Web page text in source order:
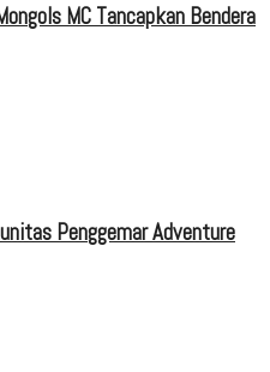
MC Tancapkan Bendera
Penggemar Adventure